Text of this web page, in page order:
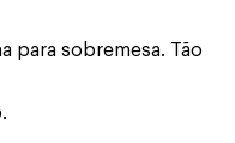
para sobremesa. Tão